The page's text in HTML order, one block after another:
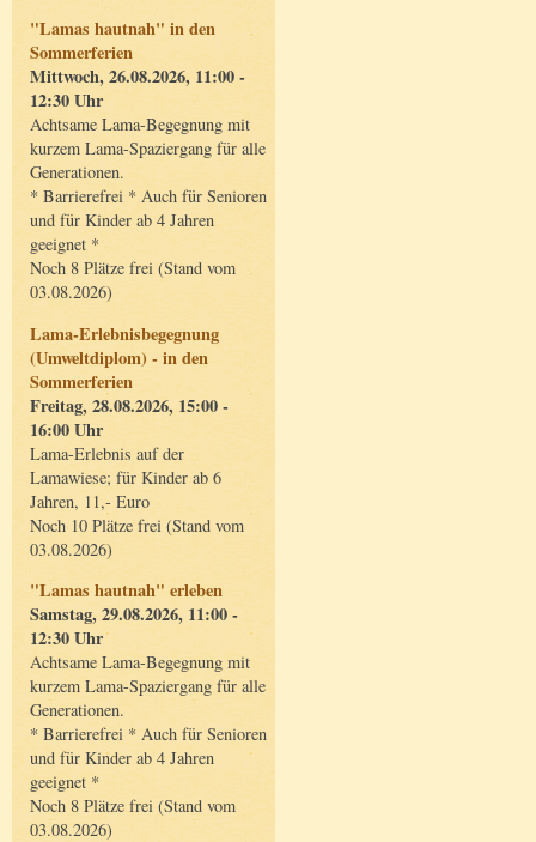
"Lamas hautnah" in den
Sommerferien
Mittwoch, 26.08.2026, 11:00 -
12:30 Uhr
Achtsame Lama-Begegnung mit
kurzem Lama-Spaziergang für alle
Generationen.
* Barrierefrei * Auch für Senioren
und für Kinder ab 4 Jahren
geeignet *
Noch 8 Plätze frei (Stand vom
03.08.2026)
Lama-Erlebnisbegegnung
(Umweltdiplom) - in den
Sommerferien
Freitag, 28.08.2026, 15:00 -
16:00 Uhr
Lama-Erlebnis auf der
Lamawiese; für Kinder ab 6
Jahren, 11,- Euro
Noch 10 Plätze frei (Stand vom
03.08.2026)
"Lamas hautnah" erleben
Samstag, 29.08.2026, 11:00 -
12:30 Uhr
Achtsame Lama-Begegnung mit
kurzem Lama-Spaziergang für alle
Generationen.
* Barrierefrei * Auch für Senioren
und für Kinder ab 4 Jahren
geeignet *
Noch 8 Plätze frei (Stand vom
03.08.2026)